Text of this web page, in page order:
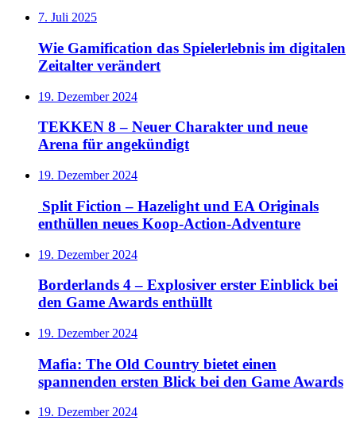
7. Juli 2025
Wie Gamification das Spielerlebnis im digitalen
Zeitalter verändert
19. Dezember 2024
TEKKEN 8 – Neuer Charakter und neue
Arena für angekündigt
19. Dezember 2024
Split Fiction – Hazelight und EA Originals
enthüllen neues Koop-Action-Adventure
19. Dezember 2024
Borderlands 4 – Explosiver erster Einblick bei
den Game Awards enthüllt
19. Dezember 2024
Mafia: The Old Country bietet einen
spannenden ersten Blick bei den Game Awards
19. Dezember 2024